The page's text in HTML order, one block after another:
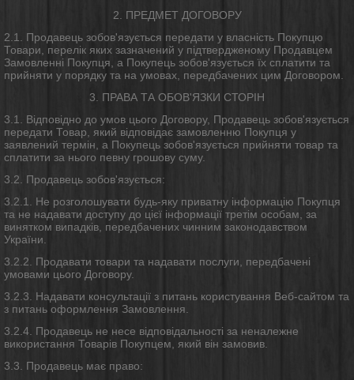
2. ПРЕДМЕТ ДОГОВОРУ
2.1. Продавець зобов'язується передати у власність Покупцю
Товари, перелік яких зазначений у підтвердженому Продавцем
Замовленні Покупця, а Покупець зобов'язується їх сплатити та
прийняти у порядку та на умовах, передбачених цим Договором.
3. ПРАВА ТА ОБОВ'ЯЗКИ СТОРІН
3.1. Відповідно до умов цього Договору, Продавець зобов'язується
передати Товар, який відповідає замовленню Покупця у
заявлений термін, а Покупець зобов'язується прийняти товар та
сплатити за нього певну грошову суму.
3.2. Продавець зобов'язується:
3.2.1. Не розголошувати будь-яку приватну інформацію Покупця
та не надавати доступу до цієї інформації третім особам, за
винятком випадків, передбачених чинним законодавством
України.
3.2.2. Продавати товари та надавати послуги, передбачені
умовами цього Договору.
3.2.3. Надавати консультації з питань користування Веб-сайтом та
з питань оформлення Замовлення.
3.2.4. Продавець не несе відповідальності за неналежне
використання Товарів Покупцем, який він замовив.
3.3. Продавець має право: